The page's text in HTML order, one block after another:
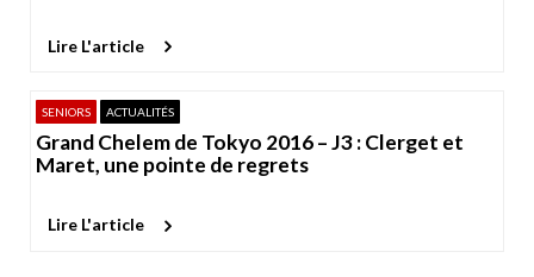
Lire L'article
SENIORS ACTUALITÉS
Grand Chelem de Tokyo 2016 – J3 : Clerget et
Maret, une pointe de regrets
Lire L'article